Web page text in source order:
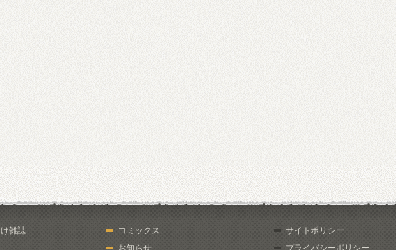
雑誌
コミックス
お知らせ
サイトポリシー
プライバシーポリシー